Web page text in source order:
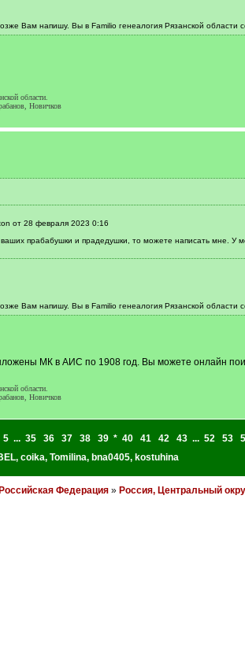
Вам напишу. Вы в Familio генеалогия Рязанской области
области.
Новичков
от 28 февраля 2023 0:16
прабабушки и прадедушки, то можете написать мне.
Вам напишу. Вы в Familio генеалогия Рязанской области
МК в АИС по 1908 год. Вы можете онлайн
области.
Новичков
5 ... 35 36 37 38 39 * 40 41 42 43 ... 52 53
, coika, Tomilina, bna0405, kostuhina
Российская Федерация» Россия, Центральный